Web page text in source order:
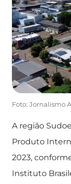
Foto: Jornalismo
A região
Produto
2023,
Instituto